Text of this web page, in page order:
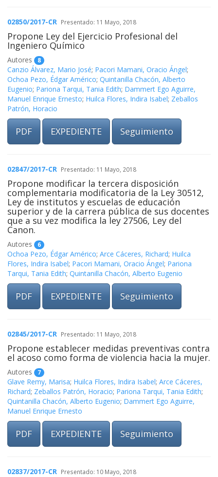
02850/2017-CR Presentado: 11 Mayo, 2018
Propone Ley del Ejercicio Profesional del
Ingeniero Químico
Autores 8
Canzio Álvarez, Mario José; Pacori Mamani, Oracio Ángel;
Ochoa Pezo, Édgar Américo; Quintanilla Chacón, Alberto
Eugenio; Pariona Tarqui, Tania Edith; Dammert Ego Aguirre,
Manuel Enrique Ernesto; Huilca Flores, Indira Isabel; Zeballos
Patrón, Horacio
PDF EXPEDIENTE Seguimiento
02847/2017-CR Presentado: 11 Mayo, 2018
Propone modificar la tercera disposición
complementaria modificatoria de la Ley 30512,
Ley de institutos y escuelas de educación
superior y de la carrera pública de sus docentes
que a su vez modifica la ley 27506, Ley del
Canon.
Autores 6
Ochoa Pezo, Édgar Américo; Arce Cáceres, Richard; Huilca
Flores, Indira Isabel; Pacori Mamani, Oracio Ángel; Pariona
Tarqui, Tania Edith; Quintanilla Chacón, Alberto Eugenio
PDF EXPEDIENTE Seguimiento
02845/2017-CR Presentado: 11 Mayo, 2018
Propone establecer medidas preventivas contra
el acoso como forma de violencia hacia la mujer.
Autores 7
Glave Remy, Marisa; Huilca Flores, Indira Isabel; Arce Cáceres,
Richard; Zeballos Patrón, Horacio; Pariona Tarqui, Tania Edith;
Quintanilla Chacón, Alberto Eugenio; Dammert Ego Aguirre,
Manuel Enrique Ernesto
PDF EXPEDIENTE Seguimiento
02837/2017-CR Presentado: 10 Mayo, 2018